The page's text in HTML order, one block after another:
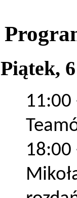
Piątek,